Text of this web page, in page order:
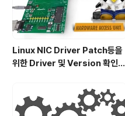
Linux NIC Driver Patch등을
위한 Driver 및 Version 확인하